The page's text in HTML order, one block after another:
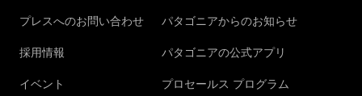
プレスへのお問い合わせ
採用情報
イベント
パタゴニアからのお知らせ
パタゴニアの公式アプリ
プロセールス プログラム